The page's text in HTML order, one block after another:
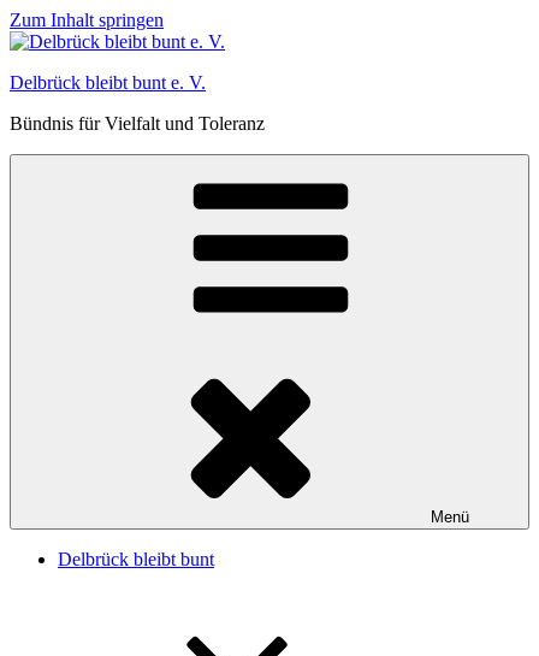
Zum Inhalt springen
Delbrück bleibt bunt e. V.
Bündnis für Vielfalt und Toleranz
Menü
Delbrück bleibt bunt